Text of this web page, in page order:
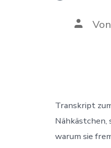
Von
Transkript
warum sie